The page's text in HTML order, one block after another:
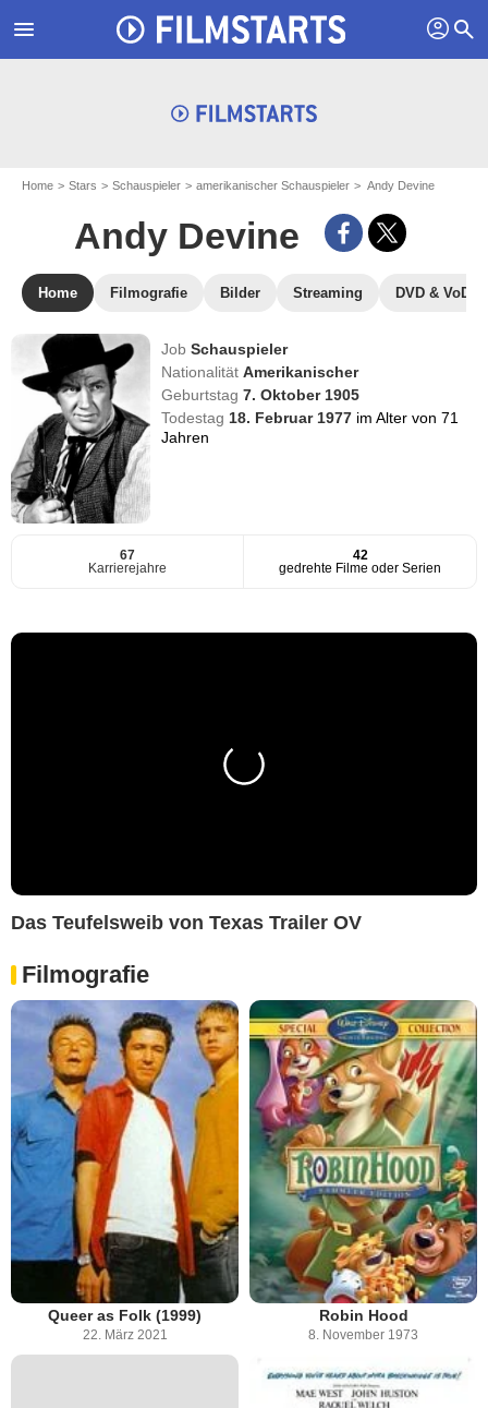
menu profil search
Home Stars Schauspieler amerikanischer Schauspieler Andy Devine
Andy Devine
Home Filmografie Bilder Streaming DVD & VoD
JobSchauspieler
NationalitätAmerikanischer
Geburtstag7. Oktober 1905
Todestag 18. Februar 1977 im Alter von 71
Jahren
67
Karrierejahre
42
gedrehte Filme oder Serien
Das Teufelsweib von Texas Trailer OV
Filmografie
Queer as Folk (1999)
22. März 2021
Robin Hood
8. November 1973